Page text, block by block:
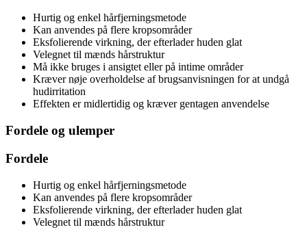
Hurtig og enkel hårfjerningsmetode
Kan anvendes på flere kropsområder
Eksfolierende virkning, der efterlader huden glat
Velegnet til mænds hårstruktur
Må ikke bruges i ansigtet eller på intime områder
Kræver nøje overholdelse af brugsanvisningen for at undgå
hudirritation
Effekten er midlertidig og kræver gentagen anvendelse
Fordele og ulemper
Fordele
Hurtig og enkel hårfjerningsmetode
Kan anvendes på flere kropsområder
Eksfolierende virkning, der efterlader huden glat
Velegnet til mænds hårstruktur